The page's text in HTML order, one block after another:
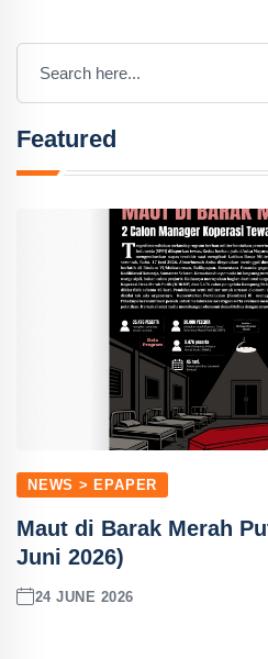
Featured
NEWS > EPAPER
Maut di Barak Merah
Juni 2026)
24 JUNE 2026